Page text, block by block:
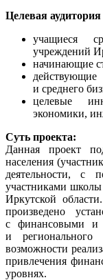
Целевая
учащиеся
учреждений
начинающие
и среднего
целевые
экономики,
Суть проекта:
Данная проект
населения
деятельности, с
участниками
Иркутской
произведено
с финансовыми и
и регионального
возможности
привлечения
уровнях.